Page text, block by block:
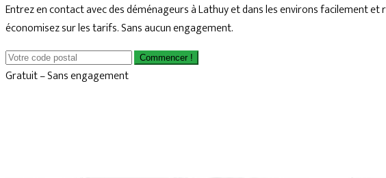
Entrez en contact avec des déménageurs à Lathuy et dans les environs facilement
économisez sur les tarifs. Sans aucun engagement.
Commencer !
Gratuit – Sans engagement